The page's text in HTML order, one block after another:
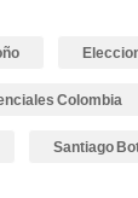
Colombia
Santiago